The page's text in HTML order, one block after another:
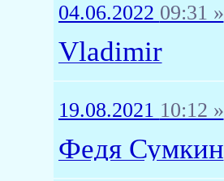
04.06.2022 09:31 »
Vladimir
19.08.2021 10:12 »
Федя Сумкин